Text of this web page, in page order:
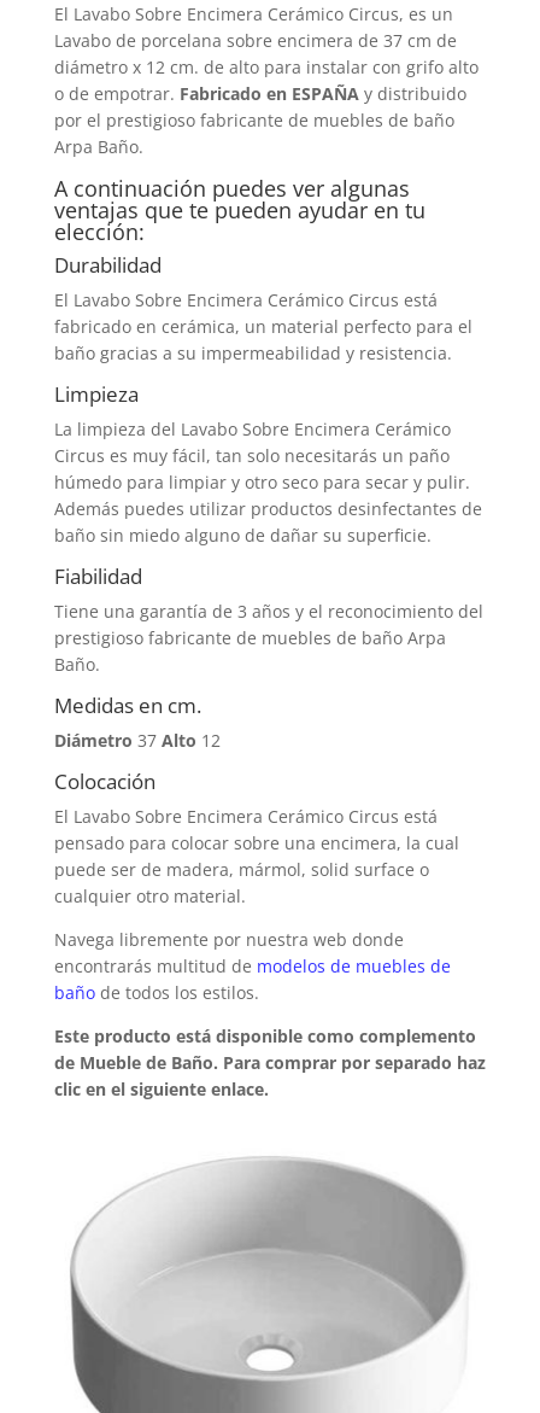
El Lavabo Sobre Encimera Cerámico Circus, es un
Lavabo de porcelana sobre encimera de 37 cm de
diámetro x 12 cm. de alto para instalar con grifo alto
o de empotrar. Fabricado en ESPAÑA y distribuido
por el prestigioso fabricante de muebles de baño
Arpa Baño.
A continuación puedes ver algunas
ventajas que te pueden ayudar en tu
elección:
Durabilidad
El Lavabo Sobre Encimera Cerámico Circus está
fabricado en cerámica, un material perfecto para el
baño gracias a su impermeabilidad y resistencia.
Limpieza
La limpieza del Lavabo Sobre Encimera Cerámico
Circus es muy fácil, tan solo necesitarás un paño
húmedo para limpiar y otro seco para secar y pulir.
Además puedes utilizar productos desinfectantes de
baño sin miedo alguno de dañar su superficie.
Fiabilidad
Tiene una garantía de 3 años y el reconocimiento del
prestigioso fabricante de muebles de baño Arpa
Baño.
Medidas en cm.
Diámetro 37 Alto 12
Colocación
El Lavabo Sobre Encimera Cerámico Circus está
pensado para colocar sobre una encimera, la cual
puede ser de madera, mármol, solid surface o
cualquier otro material.
Navega libremente por nuestra web donde
encontrarás multitud de modelos de muebles de
bañode todos los estilos.
Este producto está disponible como complemento
de Mueble de Baño. Para comprar por separado haz
clic en el siguiente enlace.